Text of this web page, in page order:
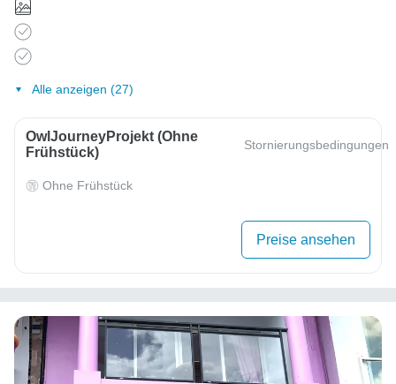
Alle anzeigen (27)
OwlJourneyProjekt (ohne
Frühstück)
Stornierungsbedingungen
Ohne Frühstück
Preise ansehen